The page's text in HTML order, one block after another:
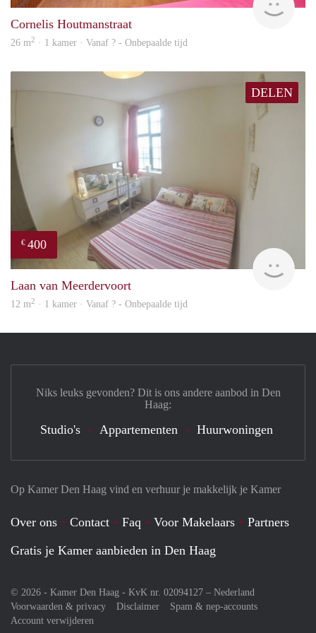
Cornelis Houtmanstraat
26 m2 · 1 kamer · Vanaf ? - Onbepaalde tijd
DELEN
€ 400
Laan van Meerdervoort
12 m2 · 1 kamer · Vanaf ? - Onbepaalde tijd
Op Kamer Den Haag vind en verhuur je makkelijk je Kamer
Over ons Contact Faq Voor Makelaars
Partners
Gratis je Kamer aanbieden in Den Haag
© 2026 - Kamer Den Haag - KvK nr. 02094127 – Nederland
Voorwaarden & privacy
Disclaimer
Spam & nep-accounts
Account verwijderen
Niks leuks gevonden? Dit is ons andere aanbod in Den
Haag:
Studio's Appartementen Huurwoningen